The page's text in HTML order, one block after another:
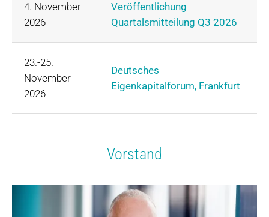
4. November
2026
Veröffentlichung
Quartalsmitteilung Q3 2026
23.-25.
November
2026
Deutsches
Eigenkapitalforum, Frankfurt
Vorstand